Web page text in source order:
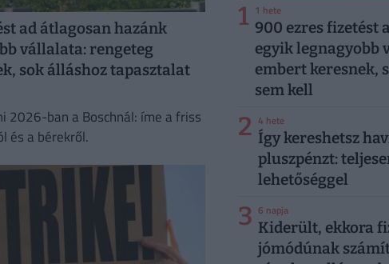
ad átlagosan hazánk
vállalata: rengeteg
sok álláshoz tapasztalat
2026-ban a Boschnál: íme a friss
és a bérekről.
1 1 hete
900 ezres fizetést
egyik legnagyobb
embert keresnek,
sem kell
2 4 hete
Így kereshetsz
pluszpénzt:
lehetőséggel
3 6 napja
Kiderült, ekkora
jómódúnak